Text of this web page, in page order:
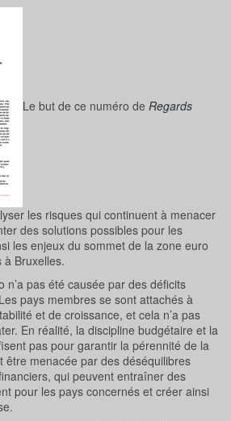
Le but de ce numéro de Regards
les risques qui continuent à menacer
des solutions possibles pour les
les enjeux du sommet de la zone euro
Bruxelles.
n’a pas été causée par des déficits
pays membres se sont attachés à
et de croissance, et cela n’a pas
En réalité, la discipline budgétaire et la
pas pour garantir la pérennité de la
être menacée par des déséquilibres
qui peuvent entraîner des
pour les pays concernés et créer ainsi